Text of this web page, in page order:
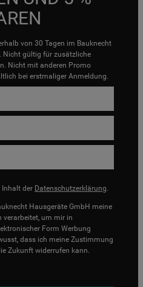
von 30 Tagen im Bauknecht
Nicht gültig für zusätzliche
Nicht mit anderen Promo
bei erstmaliger Anmeldung.
Inhalt der Datenschutzerklärung.
Hausgeräte GmbH meine
verarbeitet, um mir in
Form Werbung
dass ich meine Zustimmung
Zukunft widerrufen kann.